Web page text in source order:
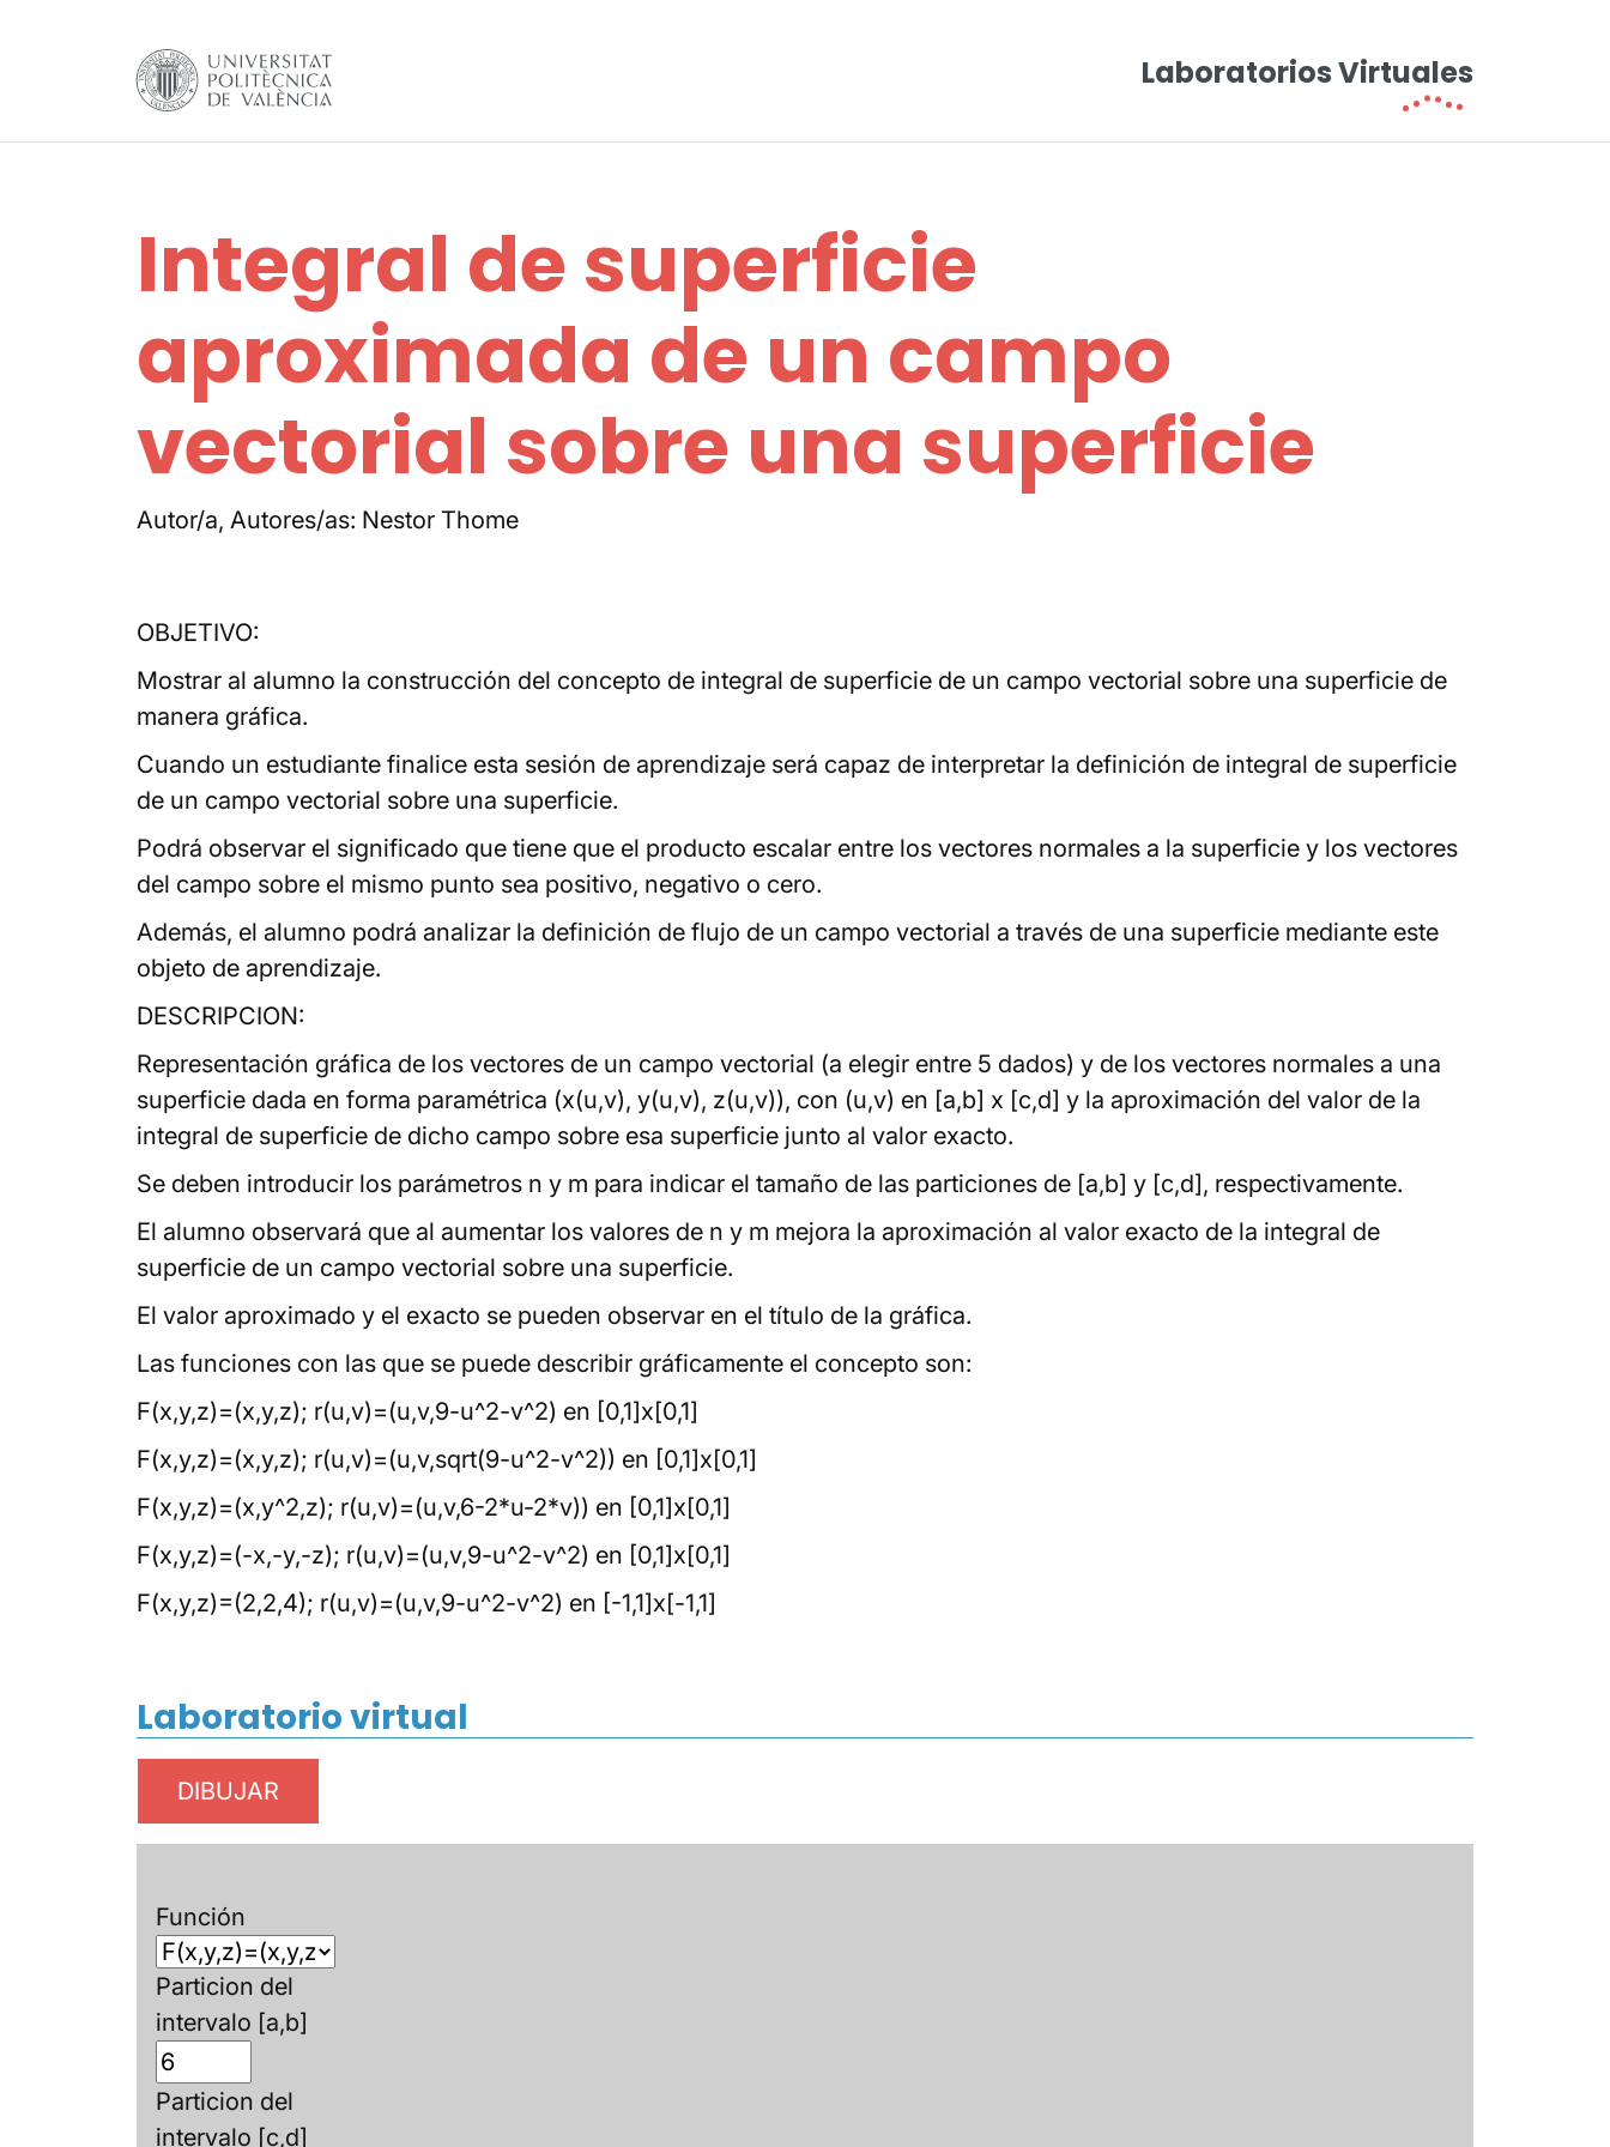
Laboratorios Virtuales
Integral de superficie
aproximada de un campo
vectorial sobre una superficie
Autor/a, Autores/as: Nestor Thome
OBJETIVO:
Mostrar al alumno la construcción del concepto de integral de superficie de un campo vectorial sobre una superficie de
manera gráfica.
Cuando un estudiante finalice esta sesión de aprendizaje será capaz de interpretar la definición de integral de superficie
de un campo vectorial sobre una superficie.
Podrá observar el significado que tiene que el producto escalar entre los vectores normales a la superficie y los vectores
del campo sobre el mismo punto sea positivo, negativo o cero.
Además, el alumno podrá analizar la definición de flujo de un campo vectorial a través de una superficie mediante este
objeto de aprendizaje.
DESCRIPCION:
Representación gráfica de los vectores de un campo vectorial (a elegir entre 5 dados) y de los vectores normales a una
superficie dada en forma paramétrica (x(u,v), y(u,v), z(u,v)), con (u,v) en [a,b] x [c,d] y la aproximación del valor de la
integral de superficie de dicho campo sobre esa superficie junto al valor exacto.
Se deben introducir los parámetros n y m para indicar el tamaño de las particiones de [a,b] y [c,d], respectivamente.
El alumno observará que al aumentar los valores de n y m mejora la aproximación al valor exacto de la integral de
superficie de un campo vectorial sobre una superficie.
El valor aproximado y el exacto se pueden observar en el título de la gráfica.
Las funciones con las que se puede describir gráficamente el concepto son:
F(x,y,z)=(x,y,z); r(u,v)=(u,v,9-u^2-v^2) en [0,1]x[0,1]
F(x,y,z)=(x,y,z); r(u,v)=(u,v,sqrt(9-u^2-v^2)) en [0,1]x[0,1]
F(x,y,z)=(x,y^2,z); r(u,v)=(u,v,6-2*u-2*v)) en [0,1]x[0,1]
F(x,y,z)=(-x,-y,-z); r(u,v)=(u,v,9-u^2-v^2) en [0,1]x[0,1]
F(x,y,z)=(2,2,4); r(u,v)=(u,v,9-u^2-v^2) en [-1,1]x[-1,1]
Laboratorio virtual
Función
Particion del
intervalo [a,b]
Particion del
intervalo [c,d]